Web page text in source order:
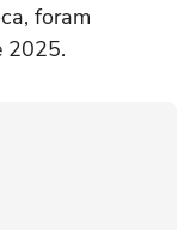
foram
2025.